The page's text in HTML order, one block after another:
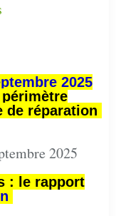
2025
de réparation
2025
: le rapport